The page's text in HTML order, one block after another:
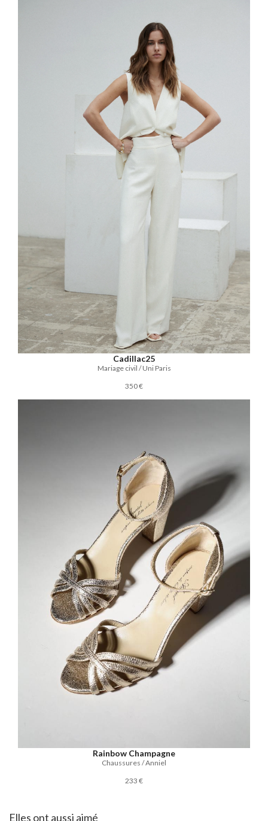
Cadillac25
Mariage civil / Uni Paris
350 €
Rainbow Champagne
Chaussures / Anniel
233 €
Elles ont aussi aimé